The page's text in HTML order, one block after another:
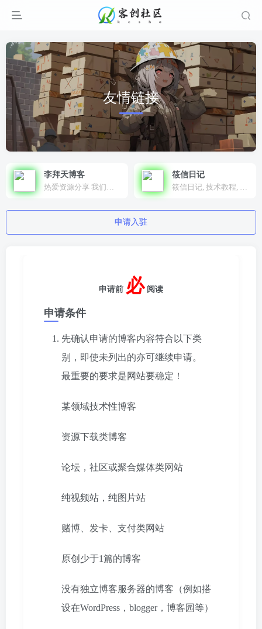
友情链接
李拜天博客
热爱资源分享 我们用心做好每一件事！
筱信日记
筱信日记, 技术教程, 源码下载, 免费资源, 主题美化, 3DCG资源分享
申请入驻
申请前 必阅读
申请条件
先确认申请的博客内容符合以下类
别，即使未列出的亦可继续申请。
最重要的要求是网站要稳定！
某领域技术性博客
资源下载类博客
论坛，社区或聚合媒体类网站
纯视频站，纯图片站
赌博、发卡、支付类网站
原创少于1篇的博客
没有独立博客服务器的博客（例如搭
设在WordPress，blogger，博客园等）